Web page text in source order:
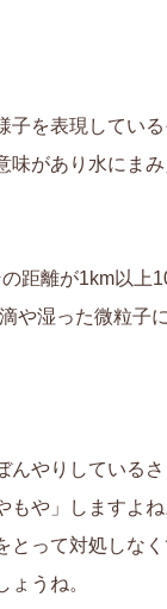
を表現してい
があり水にま
距離が1km以上
や湿った微粒子
んやりしている
や」しますよね
って対処しな
うね。